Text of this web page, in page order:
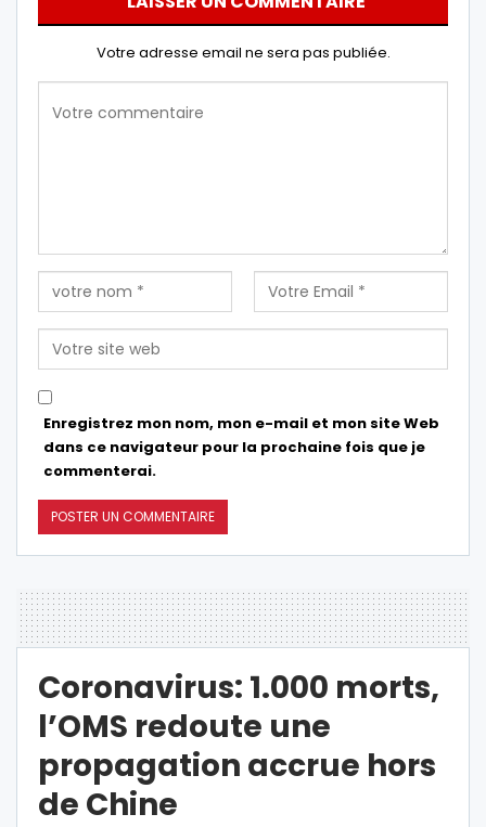
Votre adresse email ne sera pas publiée.
Enregistrez mon nom, mon e-mail et mon site Web
dans ce navigateur pour la prochaine fois que je
commenterai.
Coronavirus: 1.000 morts,
l’OMS redoute une
propagation accrue hors
de Chine